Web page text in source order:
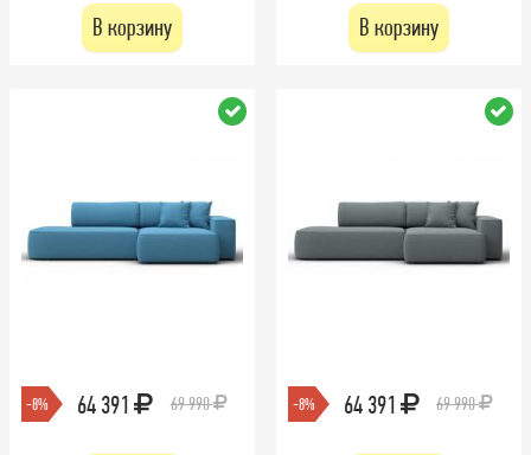
В корзину В корзину
-8% 64 391 69 990 -8% 64 391 69 990